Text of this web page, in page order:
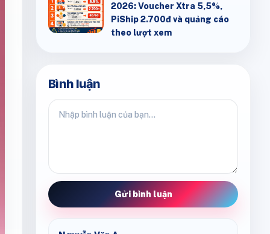
2026: Voucher Xtra 5,5%,
PiShip 2.700đ và quảng cáo
theo lượt xem
Bình luận
Gửi bình luận